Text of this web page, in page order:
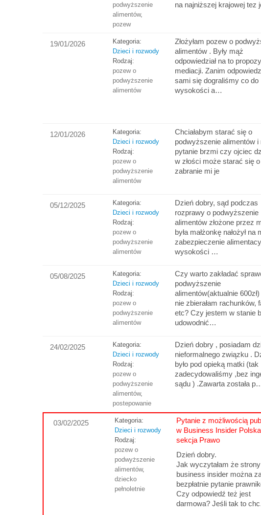
podwyższenie
alimentów,
pozew
na najniższej krajowej tez
19/01/2026
Kategoria:
Dzieci i rozwody
Rodzaj:
pozew o
podwyższenie
alimentów
Złożyłam pozew o
alimentów . Były mąż
odpowiedział na to
mediacji. Zanim
sami się dograliśmy co do
wysokości a…
12/01/2026
Kategoria:
Dzieci i rozwody
Rodzaj:
pozew o
podwyższenie
alimentów
Chciałabym starać się o
podwyższenie alimentów i
pytanie brzmi czy ojciec
w złości może starać się o
zabranie mi je
05/12/2025
Kategoria:
Dzieci i rozwody
Rodzaj:
pozew o
podwyższenie
alimentów
Dzień dobry, sąd podczas
rozprawy o podwyższenie
alimentów złożone przez
była małżonkę nałożył na
zabezpieczenie
wysokości …
05/08/2025
Kategoria:
Dzieci i rozwody
Rodzaj:
pozew o
podwyższenie
alimentów
Czy warto zakładać
podwyższenie
alimentów(aktualnie
nie zbierałam rachunków,
etc? Czy jestem w stanie
udowodnić…
24/02/2025
Kategoria:
Dzieci i rozwody
Rodzaj:
pozew o
podwyższenie
alimentów,
postepowanie
Dzień dobry , posiadam
nieformalnego związku .
było pod opieką matki (tak
zadecydowaliśmy ,bez
sądu ) .Zawarta została
03/02/2025
Kategoria:
Dzieci i rozwody
Rodzaj:
pozew o
podwyższenie
alimentów,
dziecko
pełnoletnie
Pytanie z możliwością
w Business Insider
sekcja Prawo
Dzień dobry.
Jak wyczytałam że strony
business insider można
bezpłatnie pytanie
Czy odpowiedź też jest
darmowa? Jeśli tak to